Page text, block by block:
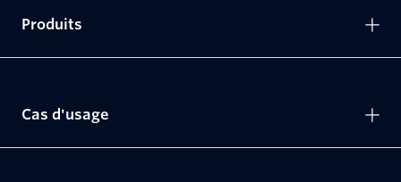
Produits
Cas d'usage